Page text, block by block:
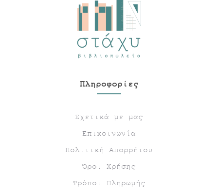
Πληροφορίες
Σχετικά με μας
Επικοινωνία
Πολιτική Απορρήτου
Όροι Χρήσης
Τρόποι Πληρωμής